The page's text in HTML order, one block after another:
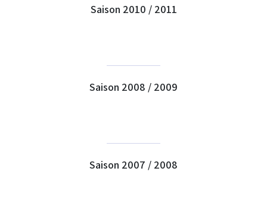
Saison 2010 / 2011
Saison 2008 / 2009
Saison 2007 / 2008